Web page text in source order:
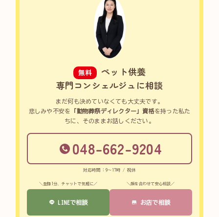
無料
ペット供養
専門コンシェルジュに相談
まだ何も決めていなくても大丈夫です。
悲しみや不安を
「動物葬祭ディレクター」資格を持った私た
ちに、そのままお話しください。
048-662-9204
対応時間：9～17時 / 祝休
＼登録1分、チャットで気軽に／
LINEで相談
＼顔を合わせて安心相談／
お店で相談